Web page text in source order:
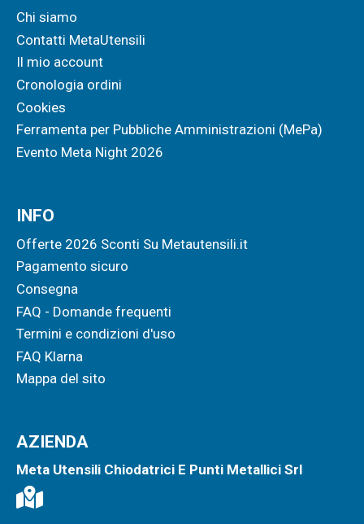
Chi siamo
Contatti MetaUtensili
Il mio account
Cronologia ordini
Cookies
Ferramenta per Pubbliche Amministrazioni (MePa)
Evento Meta Night 2026
INFO
Offerte 2026 Sconti Su Metautensili.it
Pagamento sicuro
Consegna
FAQ - Domande frequenti
Termini e condizioni d'uso
FAQ Klarna
Mappa del sito
AZIENDA
Meta Utensili Chiodatrici E Punti Metallici Srl